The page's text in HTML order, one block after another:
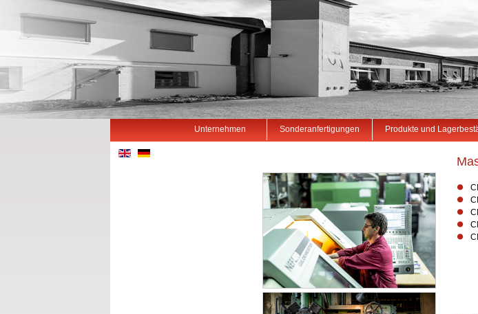
Unternehmen Sonderanfertigungen Produkte und